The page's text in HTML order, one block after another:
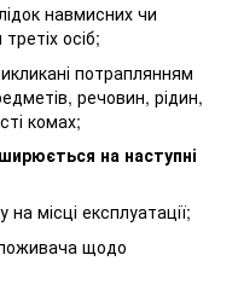
навмисних чи
осіб;
потраплянням
речовин, рідин,
комах;
на наступні
місці експлуатації;
щодо